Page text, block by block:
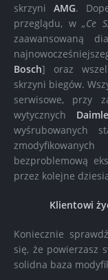
skrzyni AMG.
przeglądu, w „Ce
zaawansowaną
Bosch] oraz
skrzyni biegów.
serwisowe, przy
wytycznych
wyśrubowanych
bezproblemową
przez kolejne
Klientowi
Koniecznie
się, że powierzasz
solidna baza